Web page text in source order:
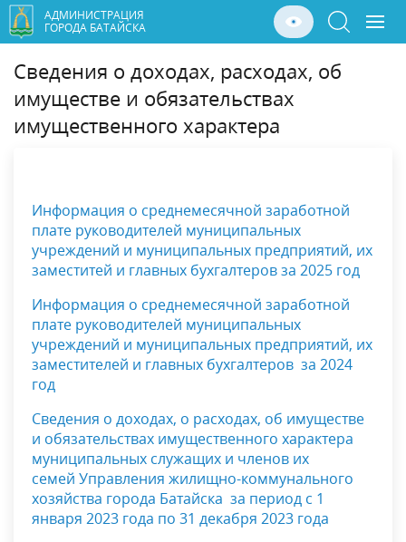
АДМИНИСТРАЦИЯ
ГОРОДА БАТАЙСКА
Сведения о доходах, расходах, об
имуществе и обязательствах
имущественного характера
Информация о среднемесячной заработной
плате руководителей муниципальных
учреждений и муниципальных предприятий, их
заместитей и главных бухгалтеров за 2025 год
Информация о среднемесячной заработной
плате руководителей муниципальных
учреждений и муниципальных предприятий, их
заместителей и главных бухгалтеров за 2024
год
Сведения о доходах, о расходах, об имуществе
и обязательствах имущественного характера
муниципальных служащих и членов их
семей Управления жилищно-коммунального
хозяйства города Батайска за период с 1
января 2023 года по 31 декабря 2023 года